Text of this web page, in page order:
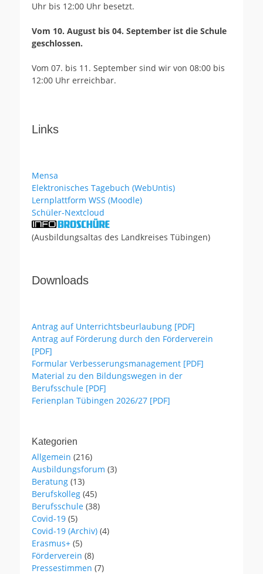
Uhr bis 12:00 Uhr besetzt.
Vom 10. August bis 04. September ist die Schule
geschlossen.
Vom 07. bis 11. September sind wir von 08:00 bis
12:00 Uhr erreichbar.
Links
Mensa
Elektronisches Tagebuch (WebUntis)
Lernplattform WSS (Moodle)
Schüler-Nextcloud
(Ausbildungsaltas des Landkreises Tübingen)
Downloads
Antrag auf Unterrichtsbeurlaubung [PDF]
Antrag auf Förderung durch den Förderverein
[PDF]
Formular Verbesserungsmanagement [PDF]
Material zu den Bildungswegen in der
Berufsschule [PDF]
Ferienplan Tübingen 2026/27 [PDF]
Kategorien
Allgemein (216)
Ausbildungsforum (3)
Beratung (13)
Berufskolleg (45)
Berufsschule (38)
Covid-19 (5)
Covid-19 (Archiv) (4)
Erasmus+ (5)
Förderverein (8)
Pressestimmen (7)